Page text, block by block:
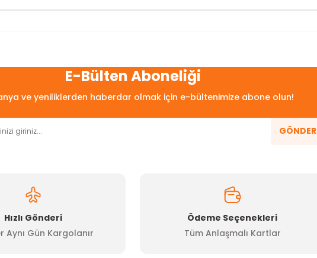
Bu ürüne ilk yorumu siz yapın!
E-Bülten Aboneliği
ve yeniliklerden haberdar olmak için e-bültenimize abone olun!
GÖNDER
Hızlı Gönderi
Aynı Gün Kargolanır
Ödeme Seçenekleri
Tüm Anlaşmalı Kartlar